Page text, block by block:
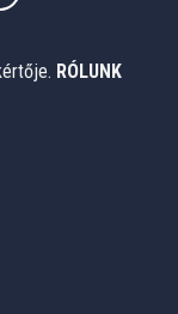
RÓLUNK